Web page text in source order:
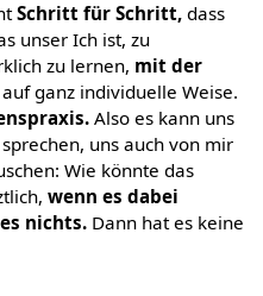
Schritt für Schritt,dass
unser Ich ist, zu
zu lernen, mit der
auf ganz individuelle Weise.
Also es kann uns
uns auch von mir
Wie könnte das
wenn es dabei
nichts.Dann hat es keine